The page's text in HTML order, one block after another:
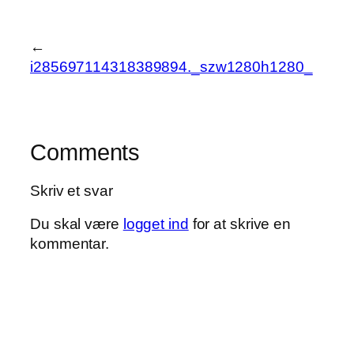
←
i285697114318389894._szw1280h1280_
Comments
Skriv et svar
Du skal være logget ind for at skrive en
kommentar.